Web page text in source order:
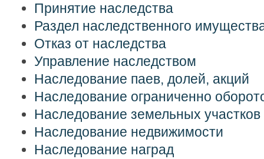
Принятие наследства
Раздел наследственного
Отказ от наследства
Управление наследством
Наследование паев, долей, акций
Наследование ограниченно
Наследование земельных участков
Наследование недвижимости
Наследование наград